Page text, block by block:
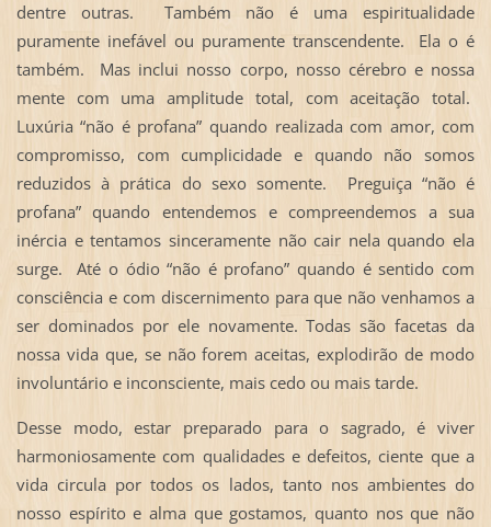
dentre outras. Também não é uma espiritualidade
puramente inefável ou puramente transcendente. Ela o é
também. Mas inclui nosso corpo, nosso cérebro e nossa
mente com uma amplitude total, com aceitação total.
Luxúria “não é profana” quando realizada com amor, com
compromisso, com cumplicidade e quando não somos
reduzidos à prática do sexo somente. Preguiça “não é
profana” quando entendemos e compreendemos a sua
inércia e tentamos sinceramente não cair nela quando ela
surge. Até o ódio “não é profano” quando é sentido com
consciência e com discernimento para que não venhamos a
ser dominados por ele novamente. Todas são facetas da
nossa vida que, se não forem aceitas, explodirão de modo
involuntário e inconsciente, mais cedo ou mais tarde.
Desse modo, estar preparado para o sagrado, é viver
harmoniosamente com qualidades e defeitos, ciente que a
vida circula por todos os lados, tanto nos ambientes do
nosso espírito e alma que gostamos, quanto nos que não